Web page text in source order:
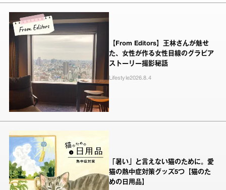
【From Editors】王林さんが魅せ
た、女性が作る女性目線のグラビア
ストーリー撮影秘話
Lifestyle2026.8.4
「暑い」と言えない猫のために。愛
猫の熱中症対策グッズ5つ【猫のた
めの日用品】